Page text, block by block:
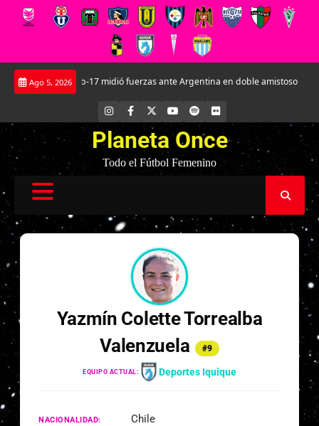
Saltar
Ago 5, 2026
La Roja Sub-17 midió fuerzas ante Argentina en doble amistoso en el CAR
INSTAGRAM
FACEBOOK YOUTUBE
SPOTIFYFLICKR
Planeta Once
Todo el Fútbol Femenino
Yazmín Colette Torrealba
Valenzuela
#9
EQUIPO ACTUAL: Deportes Iquique
NACIONALIDAD: Chile